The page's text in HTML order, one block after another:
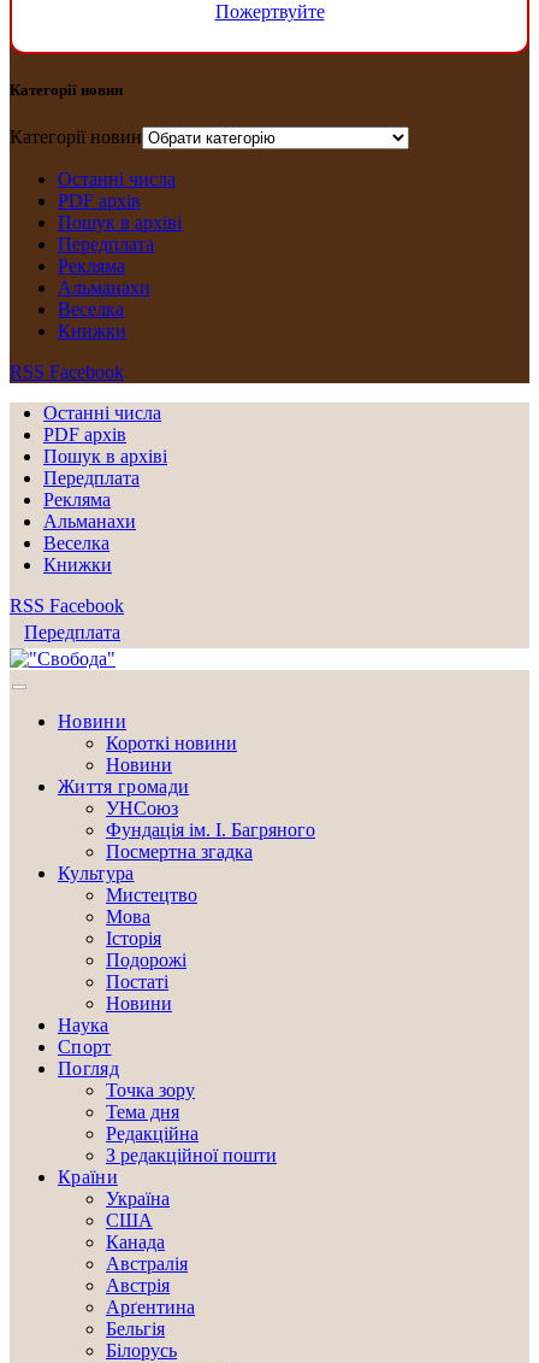
Пожертвуйте
Категорії новин
Категорії новин
Останні числа
PDF архів
Пошук в архіві
Передплата
Рекляма
Альманахи
Веселка
Книжки
RSS Facebook
Останні числа
PDF архів
Пошук в архіві
Передплата
Рекляма
Альманахи
Веселка
Книжки
RSS Facebook
Передплата
Новини
Короткі новини
Новини
Життя громади
УНСоюз
Фундація ім. І. Багряного
Посмертна згадка
Культура
Мистецтво
Мова
Історія
Подорожі
Постаті
Новини
Наука
Спорт
Погляд
Точка зору
Тема дня
Редакційна
З редакційної пошти
Країни
Україна
США
Канада
Австралія
Австрія
Арґентина
Бельгія
Білорусь